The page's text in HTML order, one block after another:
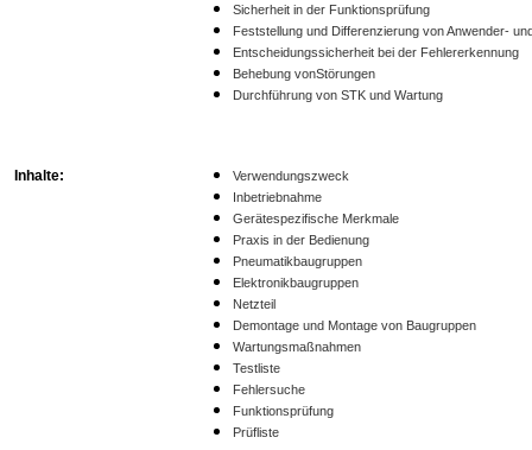
Sicherheit in der Funktionsprüfung
Feststellung und Differenzierung von Anwender-
Entscheidungssicherheit bei der Fehlererkennung
Behebung vonStörungen
Durchführung von STK und Wartung
Inhalte:
Verwendungszweck
Inbetriebnahme
Gerätespezifische Merkmale
Praxis in der Bedienung
Pneumatikbaugruppen
Elektronikbaugruppen
Netzteil
Demontage und Montage von Baugruppen
Wartungsmaßnahmen
Testliste
Fehlersuche
Funktionsprüfung
Prüfliste